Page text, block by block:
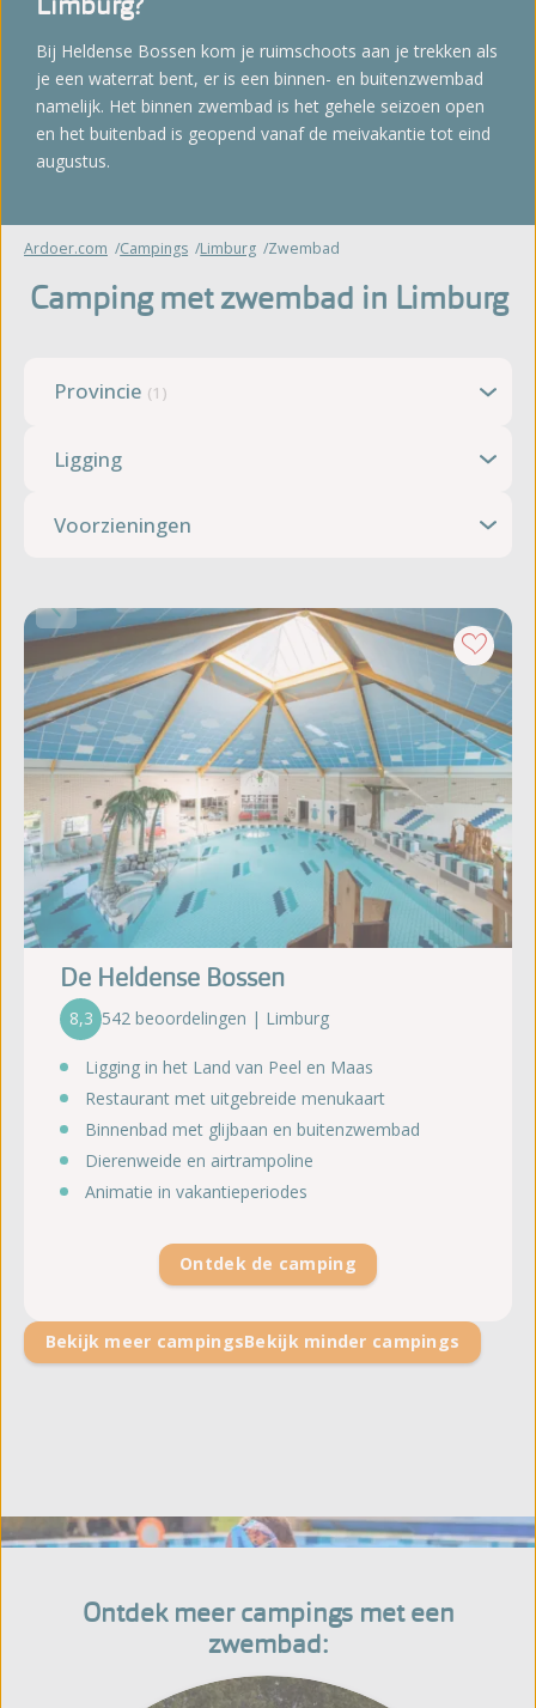
Bij Heldense Bossen kom je ruimschoots aan je trekken als
je een waterrat bent, er is een binnen- en buitenzwembad
namelijk. Het binnen zwembad is het gehele seizoen open
en het buitenbad is geopend vanaf de meivakantie tot eind
augustus.
Ardoer.com Campings Limburg Zwembad
Camping met zwembad in Limburg
Provincie (1)
Ligging
Voorzieningen
De Heldense Bossen
8,3 542 beoordelingen | Limburg
Ligging in het Land van Peel en Maas
Restaurant met uitgebreide menukaart
Binnenbad met glijbaan en buitenzwembad
Dierenweide en airtrampoline
Animatie in vakantieperiodes
Ontdek de camping
Bekijk meer campingsBekijk minder campings
Zwemmen als een vis in het water!
Ontdek meer campings met een
zwembad: